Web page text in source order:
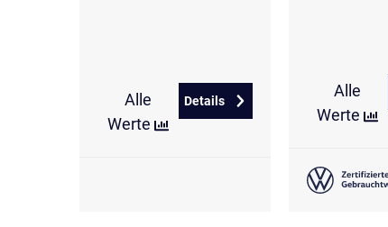
Alle
Werte
Details
zu Volkswagen T-Roc 1.5
Alle
Werte